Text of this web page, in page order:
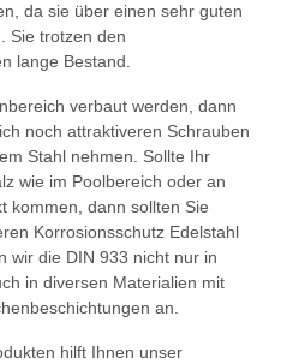
da sie über einen sehr guten
Sie trotzen den
lange Bestand.
verbaut werden, dann
noch attraktiveren Schrauben
Stahl nehmen. Sollte Ihr
wie im Poolbereich oder an
kommen, dann sollten Sie
Korrosionsschutz Edelstahl
wir die DIN 933 nicht nur in
in diversen Materialien mit
an.
hilft Ihnen unser